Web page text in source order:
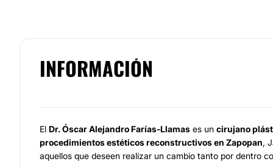
INFORMACIÓN
El Dr. Óscar Alejandro Farías-Llamas es un cirujano
procedimientos estéticos reconstructivos en Zapopan,
aquellos que deseen realizar un cambio tanto por dentro